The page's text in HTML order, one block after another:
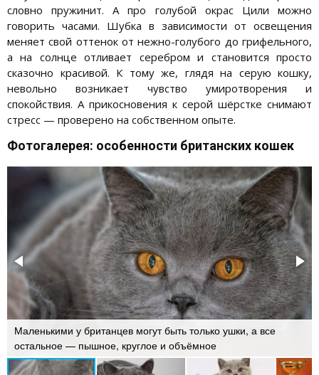
словно пружинит. А про голубой окрас Цили можно
говорить часами. Шубка в зависимости от освещения
меняет свой оттенок от нежно-голубого до грифельного,
а на солнце отливает серебром и становится просто
сказочно красивой. К тому же, глядя на серую кошку,
невольно возникает чувство умиротворения и
спокойствия. А прикосновения к серой шёрстке снимают
стресс — проверено на собственном опыте.
Фотогалерея: особенности британских кошек
Маленькими у британцев могут быть только ушки, а все
остальное — пышное, круглое и объёмное